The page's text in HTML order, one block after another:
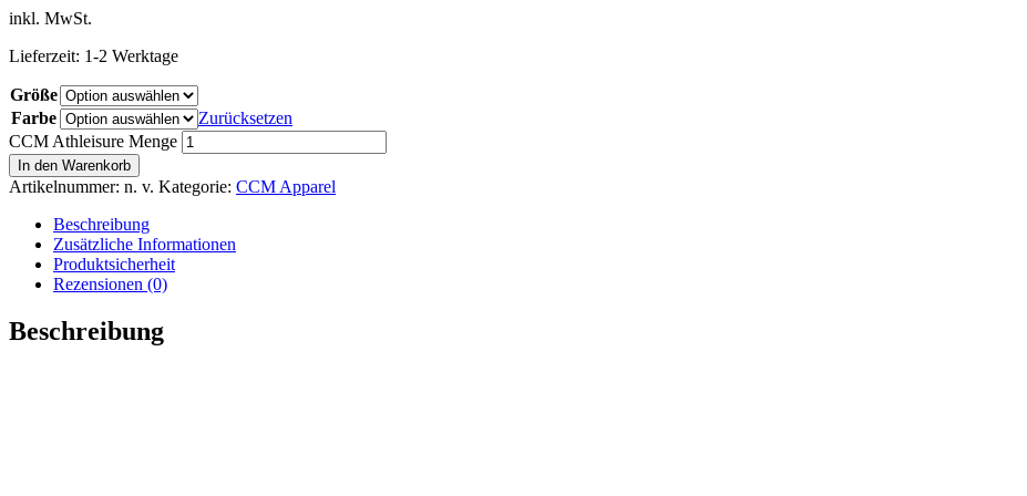
inkl. MwSt.
Lieferzeit: 1-2 Werktage
Größe
Farbe
Zurücksetzen
CCM Athleisure Menge
In den Warenkorb
Artikelnummer: n. v. Kategorie: CCM Apparel
Beschreibung
Zusätzliche Informationen
Produktsicherheit
Rezensionen (0)
Beschreibung